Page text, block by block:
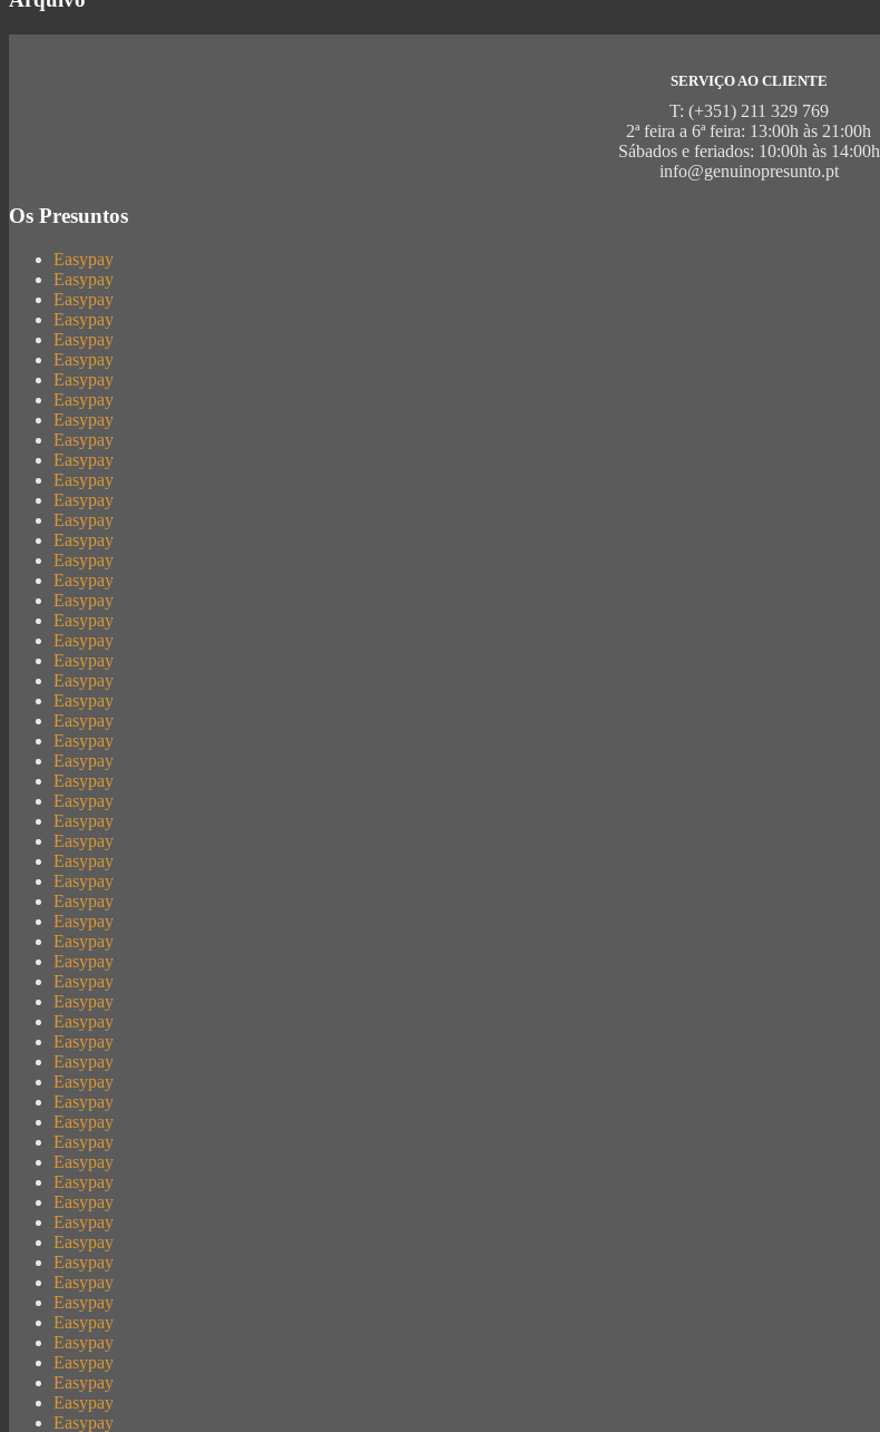
SERVIÇO AO CLIENTE
T: (+351) 211 329 769
2ª feira a 6ª feira: 13:00h às 21:00h
Sábados e feriados: 10:00h às 14:00h
info@genuinopresunto.pt
Os Presuntos
Easypay
Easypay
Easypay
Easypay
Easypay
Easypay
Easypay
Easypay
Easypay
Easypay
Easypay
Easypay
Easypay
Easypay
Easypay
Easypay
Easypay
Easypay
Easypay
Easypay
Easypay
Easypay
Easypay
Easypay
Easypay
Easypay
Easypay
Easypay
Easypay
Easypay
Easypay
Easypay
Easypay
Easypay
Easypay
Easypay
Easypay
Easypay
Easypay
Easypay
Easypay
Easypay
Easypay
Easypay
Easypay
Easypay
Easypay
Easypay
Easypay
Easypay
Easypay
Easypay
Easypay
Easypay
Easypay
Easypay
Easypay
Easypay
Easypay